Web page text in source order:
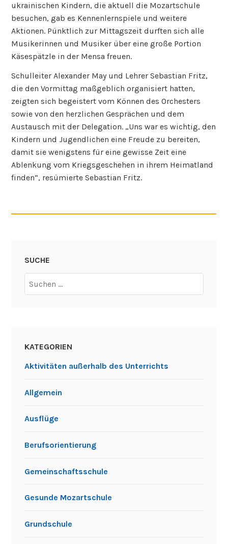
ukrainischen Kindern, die aktuell die Mozartschule
besuchen, gab es Kennenlernspiele und weitere
Aktionen. Pünktlich zur Mittagszeit durften sich alle
Musikerinnen und Musiker über eine große Portion
Käsespätzle in der Mensa freuen.
Schulleiter Alexander May und Lehrer Sebastian Fritz,
die den Vormittag maßgeblich organisiert hatten,
zeigten sich begeistert vom Können des Orchesters
sowie von den herzlichen Gesprächen und dem
Austausch mit der Delegation. „Uns war es wichtig, den
Kindern und Jugendlichen eine Freude zu bereiten,
damit sie wenigstens für eine gewisse Zeit eine
Ablenkung vom Kriegsgeschehen in ihrem Heimatland
finden“, resümierte Sebastian Fritz.
SUCHE
Suchen
nach:
KATEGORIEN
Aktivitäten außerhalb des Unterrichts
Allgemein
Ausflüge
Berufsorientierung
Gemeinschaftsschule
Gesunde Mozartschule
Grundschule